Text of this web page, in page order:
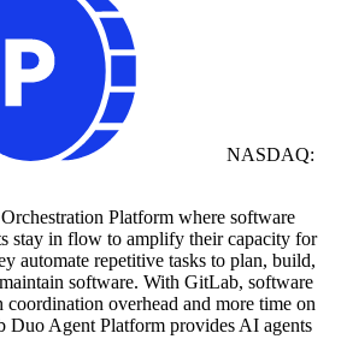
NASDAQ:
Platform where software
stay in flow to amplify their capacity for
automate repetitive tasks to plan, build,
software. With GitLab, software
coordination overhead and more time on
Duo Agent Platform provides AI agents